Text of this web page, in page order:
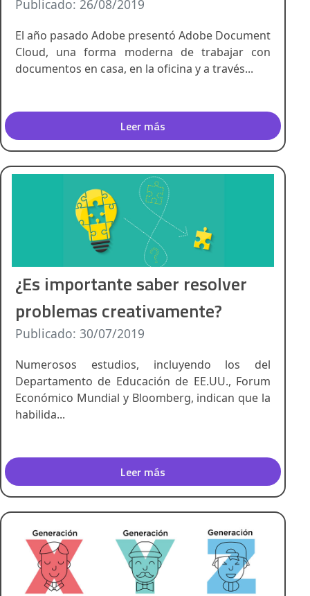
Publicado: 26/08/2019
El año pasado Adobe presentó Adobe Document
Cloud, una forma moderna de trabajar con
documentos en casa, en la oficina y a través...
Leer más
¿Es importante saber resolver
problemas creativamente?
Publicado: 30/07/2019
Numerosos estudios, incluyendo los del
Departamento de Educación de EE.UU., Forum
Económico Mundial y Bloomberg, indican que la
habilida...
Leer más